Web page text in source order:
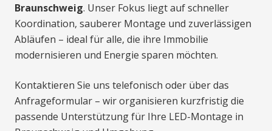
Braunschweig. Unser Fokus liegt auf schneller
Koordination, sauberer Montage und zuverlässigen
Abläufen – ideal für alle, die ihre Immobilie
modernisieren und Energie sparen möchten.
Kontaktieren Sie uns telefonisch oder über das
Anfrageformular – wir organisieren kurzfristig die
passende Unterstützung für Ihre LED-Montage in